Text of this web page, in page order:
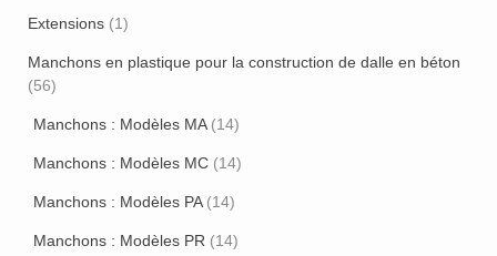
Extensions (1)
Manchons en plastique pour la construction de dalle en béton
(56)
Manchons : Modèles MA (14)
Manchons : Modèles MC (14)
Manchons : Modèles PA (14)
Manchons : Modèles PR (14)